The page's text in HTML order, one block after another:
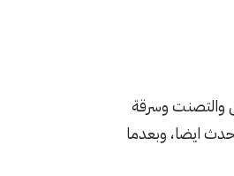
والتصنت وسرقة
ايضا، وبعدما